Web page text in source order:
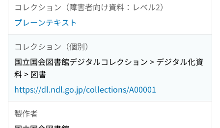
コレクション（障害者向け資料：レベル2）
プレーンテキスト
コレクション（個別）
国立国会図書館デジタルコレクション > デジタル化資
料 > 図書
https://dl.ndl.go.jp/collections/A00001
製作者